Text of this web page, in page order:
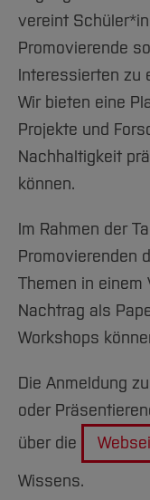
Arbeiten im
Forschung
International
Team
Service
Aktuelles
Studium
Fachgruppen
Forschung
International
Team
Amtliche
Notfall-Infos
BO Shop
Vertretungen
Wahlen
International
qed-Stiftung
Zentrale
vereint
Promovierende
Interessierten zu
Wir bieten eine
Projekte und
Nachhaltigkeit
können.
Im Rahmen der
Promovierenden
Themen in einem
Nachtrag als
Workshops
Die Anmeldung
oder
über die
Wissens.